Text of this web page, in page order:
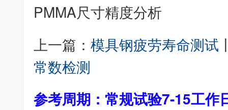
PMMA尺寸精度分析
上一篇：模具钢疲劳寿命测试
常数检测
参考周期：常规试验7-15工作